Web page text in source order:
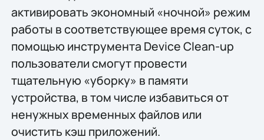
активировать экономный «ночной» режим
работы в соответствующее время суток, с
помощью инструмента Device Clean-up
пользователи смогут провести
тщательную «уборку» в памяти
устройства, в том числе избавиться от
ненужных временных файлов или
очистить кэш приложений.